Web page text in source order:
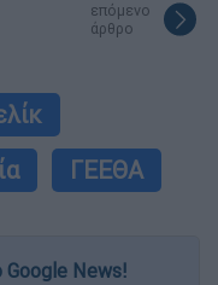
επόμενο
άρθρο
ΓΕΕΘΑ
News!